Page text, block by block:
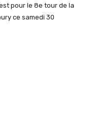
pour le 8e tour de la
ce samedi 30